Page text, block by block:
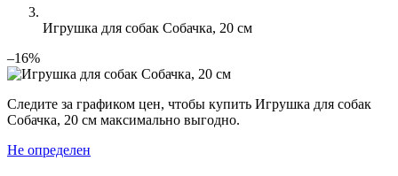
Игрушка для собак Собачка, 20 см
–16%
Следите за графиком цен, чтобы купить Игрушка для собак
Собачка, 20 см максимально выгодно.
Не определен